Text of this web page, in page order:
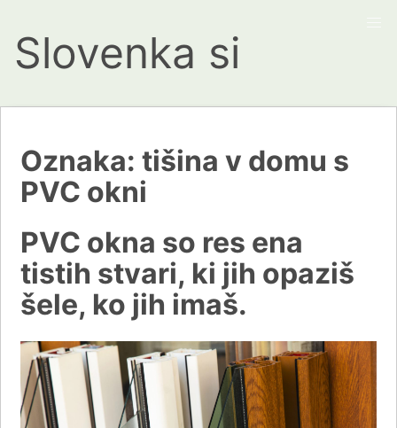
Slovenka si
Oznaka: tišina v domu s
PVC okni
PVC okna so res ena
tistih stvari, ki jih opaziš
šele, ko jih imaš.